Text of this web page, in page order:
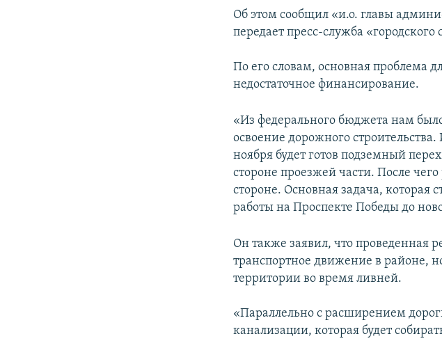
Об этом сообщил «и.о. главы
передает пресс-служба «городского
По его словам, основная проблема
недостаточное финансирование.
«Из федерального бюджета нам
освоение дорожного
ноября будет готов подземный
стороне проезжей части. После
стороне. Основная задача, которая
работы на Проспекте Победы до
Он также заявил, что проведенная
транспортное движение в районе,
территории во время ливней.
«Параллельно с расширением
канализации, которая будет